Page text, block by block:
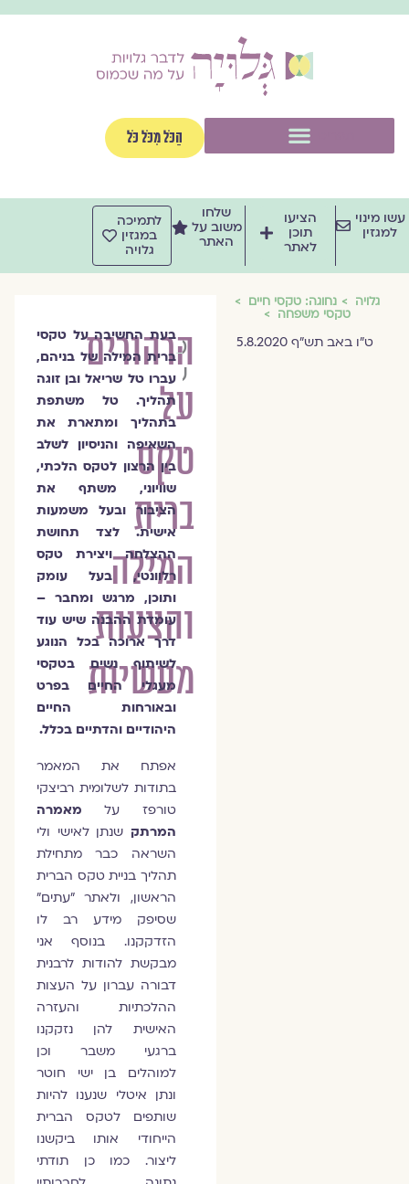
הַכֹּל מִכֹּל כֹּל
מינוי
למגזין
הציעו
תוכן
לאתר
שלחו
משוב על
האתר
לתמיכה
במגזין
גלויה
גלויה נחוגה: טקסי חיים
טקסי משפחה
ט"ו באב תש"ף 5.8.2020
הרהורים
על
טקס
ברית
המילה
והצעות
מעשיות
טל
שריאל
בעת החשיבה על טקסי
ברית המילה של בניהם,
עברו טל שריאל ובן זוגה
תהליך. טל משתפת
בתהליך ומתארת את
השאיפה והניסיון לשלב
בין הרצון לטקס הלכתי,
שוויוני, משתף את
הציבור ובעל משמעות
אישית. לצד תחושת
ההצלחה ויצירת טקס
רלוונטי, בעל עומק
ותוכן, מרגש ומחבר –
עומדת ההבנה שיש עוד
דרך ארוכה בכל הנוגע
לשיתוף נשים בטקסי
מעגלי החיים בפרט
ובאורחות החיים
היהודיים והדתיים בכלל.
אפתח את המאמר
בתודות לשלומית רביצקי
טורפז על
מאמרה
המרתקשנתן לאישי ולי
השראה כבר מתחילת
תהליך בניית טקס הברית
הראשון, ולאתר "עתים"
שסיפק מידע רב לו
הזדקקנו. בנוסף אני
מבקשת להודות לרבנית
דבורה עברון על העצות
ההלכתיות והעזרה
האישית להן נזקקנו
ברגעי משבר וכן
למוהלים בן ישי חוטר
ונתן איטלי שנענו להיות
שותפים לטקס הברית
הייחודי אותו ביקשנו
ליצור. כמו כן תודתי